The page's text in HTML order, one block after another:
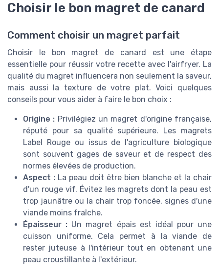
Choisir le bon magret de canard
Comment choisir un magret parfait
Choisir le bon magret de canard est une étape
essentielle pour réussir votre recette avec l'airfryer. La
qualité du magret influencera non seulement la saveur,
mais aussi la texture de votre plat. Voici quelques
conseils pour vous aider à faire le bon choix :
Origine : Privilégiez un magret d'origine française,
réputé pour sa qualité supérieure. Les magrets
Label Rouge ou issus de l'agriculture biologique
sont souvent gages de saveur et de respect des
normes élevées de production.
Aspect : La peau doit être bien blanche et la chair
d'un rouge vif. Évitez les magrets dont la peau est
trop jaunâtre ou la chair trop foncée, signes d'une
viande moins fraîche.
Épaisseur : Un magret épais est idéal pour une
cuisson uniforme. Cela permet à la viande de
rester juteuse à l'intérieur tout en obtenant une
peau croustillante à l'extérieur.